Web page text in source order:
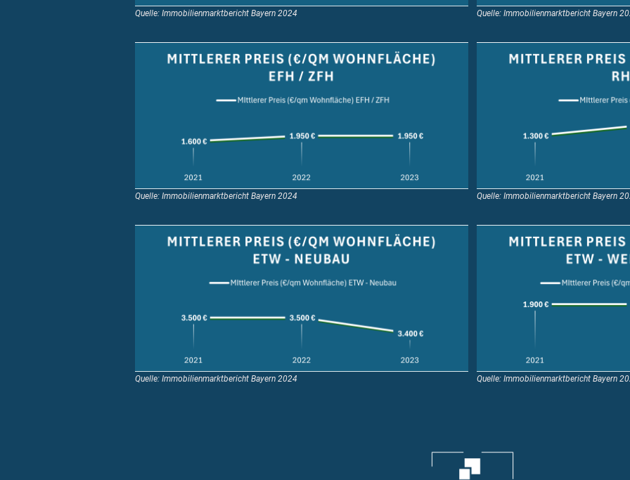
Quelle: Immobilienmarktbericht Bayern
Quelle: Immobilienmarktbericht Bayern 2024
Quelle: Immobilienmarktbericht Bayern 2024
Quelle: Immobilienmarktbericht Bayern 2024
Quelle: Immobilienmarktbericht Bayern
Quelle: Immobilienmarktbericht Bayern